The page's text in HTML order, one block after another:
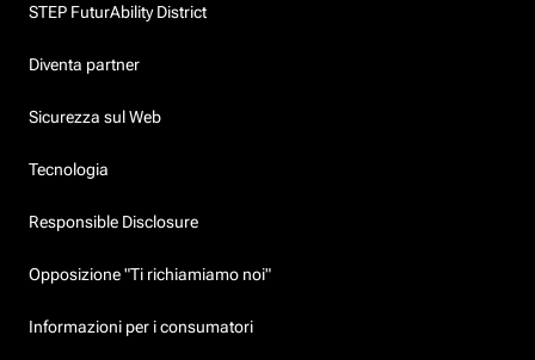
STEP FuturAbility District
Diventa partner
Sicurezza sul Web
Tecnologia
Responsible Disclosure
Opposizione "Ti richiamiamo noi"
Informazioni per i consumatori